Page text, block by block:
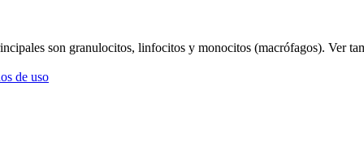
son granulocitos, linfocitos y monocitos (macrófagos). Ver
de uso